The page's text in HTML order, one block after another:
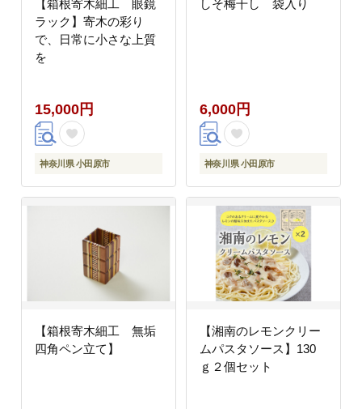
【箱根寄木細工 眼鏡
ラック】寄木の彩り
で、日常に小さな上質
を
15,000円
神奈川県 小田原市
しそ梅干し 袋入り
6,000円
神奈川県 小田原市
【箱根寄木細工 無垢
四角ペン立て】
【湘南のレモンクリー
ムパスタソース】130
ｇ２個セット